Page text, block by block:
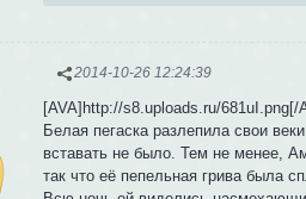
2014-10-26 12:24:39
[AVA]http://s8.uploads.ru/681uI.png[/
Белая пегаска разлепила свои
вставать не было. Тем не менее,
так что её пепельная грива была